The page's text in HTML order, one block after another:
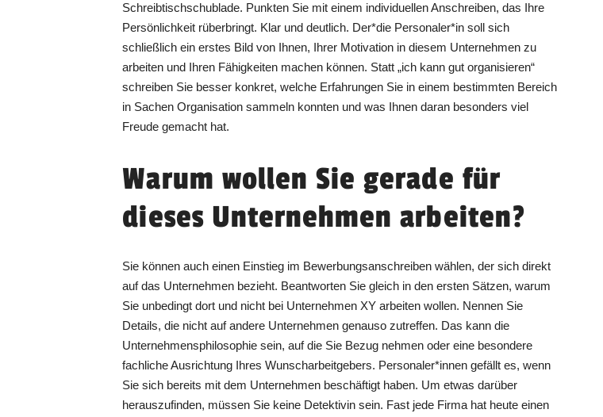
Schreibtischschublade. Punkten Sie mit einem individuellen Anschreiben, das Ihre
Persönlichkeit rüberbringt. Klar und deutlich. Der*die Personaler*in soll sich
schließlich ein erstes Bild von Ihnen, Ihrer Motivation in diesem Unternehmen zu
arbeiten und Ihren Fähigkeiten machen können. Statt „ich kann gut organisieren“
schreiben Sie besser konkret, welche Erfahrungen Sie in einem bestimmten Bereich
in Sachen Organisation sammeln konnten und was Ihnen daran besonders viel
Freude gemacht hat.
Warum wollen Sie gerade für
dieses Unternehmen arbeiten?
Sie können auch einen Einstieg im Bewerbungsanschreiben wählen, der sich direkt
auf das Unternehmen bezieht. Beantworten Sie gleich in den ersten Sätzen, warum
Sie unbedingt dort und nicht bei Unternehmen XY arbeiten wollen. Nennen Sie
Details, die nicht auf andere Unternehmen genauso zutreffen. Das kann die
Unternehmensphilosophie sein, auf die Sie Bezug nehmen oder eine besondere
fachliche Ausrichtung Ihres Wunscharbeitgebers. Personaler*innen gefällt es, wenn
Sie sich bereits mit dem Unternehmen beschäftigt haben. Um etwas darüber
herauszufinden, müssen Sie keine Detektivin sein. Fast jede Firma hat heute einen